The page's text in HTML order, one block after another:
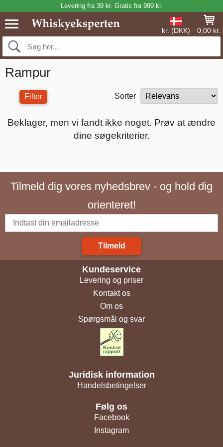
Levering fra 39 kr. Gratis fra 999 kr.
kr. (DKK) 0,00 kr.
Rampur
Filter Sorter
Beklager, men vi fandt ikke noget. Prøv at ændre
dine søgekriterier.
Tilmeld dig vores nyhedsbrev - og hold dig
orienteret!
Tilmeld
Kundeservice
Levering og priser
Kontakt os
Om os
Spørgsmål og svar
Juridisk information
Handelsbetingelser
Følg os
Facebook
Instagram